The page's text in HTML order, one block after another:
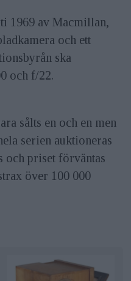
1969 av Macmillan,
och ett
ska
och f/22.
sålts en och en men
serien auktioneras
och priset förväntas
över 100 000